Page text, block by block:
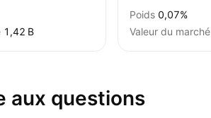
‪1,42 B‬
Poids 0,07%
Valeur du marché
aux questions